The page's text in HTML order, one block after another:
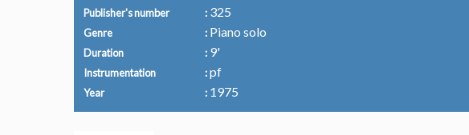
Publisher's number 325
Genre Piano solo
Duration 9'
Instrumentation pf
Year 1975